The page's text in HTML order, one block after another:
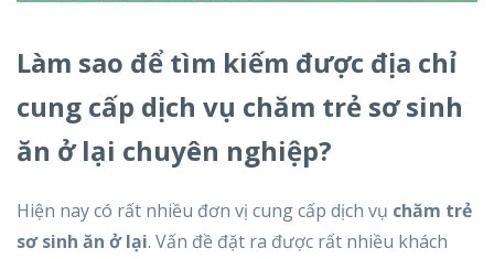
Làm sao để tìm kiếm được địa chỉ
cung cấp dịch vụ chăm trẻ sơ sinh
ăn ở lại chuyên nghiệp?
Hiện nay có rất nhiều đơn vị cung cấp dịch vụ chăm trẻ
sơ sinh ăn ở lại. Vấn đề đặt ra được rất nhiều khách